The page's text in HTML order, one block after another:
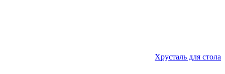
Хрусталь для стола